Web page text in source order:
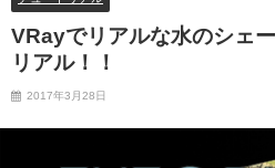
VRayでリアルな水のシェ
リアル！！
2017年3月28日